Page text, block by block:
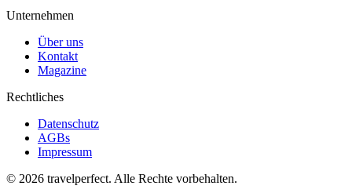
Unternehmen
Über uns
Kontakt
Magazine
Rechtliches
Datenschutz
AGBs
Impressum
© 2026 travelperfect. Alle Rechte vorbehalten.